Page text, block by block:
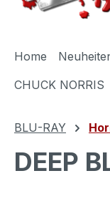
Home
CHUCK NORRIS
BLU-RAY
DEEP